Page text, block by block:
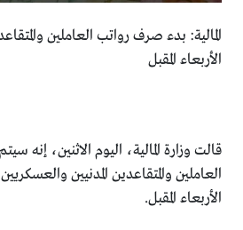
المالية: بدء صرف رواتب العاملين
الأربعاء المقبل
قالت وزارة المالية، اليوم الاثنين، إنه
العاملين والمتقاعدين المدنيين
الأربعاء المقبل.